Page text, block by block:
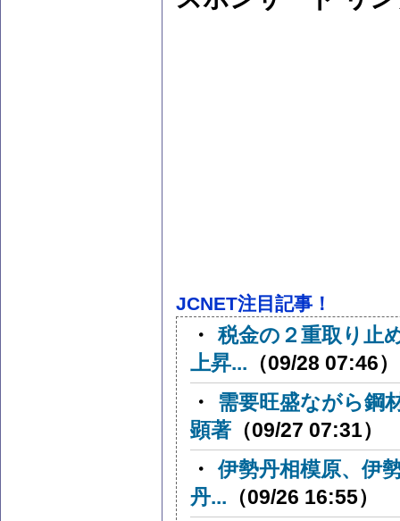
JCNET注目記事！
・ 税金の２重取り止
上昇... （09/28 07:46）
・
需要旺盛ながら鋼
顕著 （09/27 07:31）
・ 伊勢丹相模原、伊
丹... （09/26 16:55）